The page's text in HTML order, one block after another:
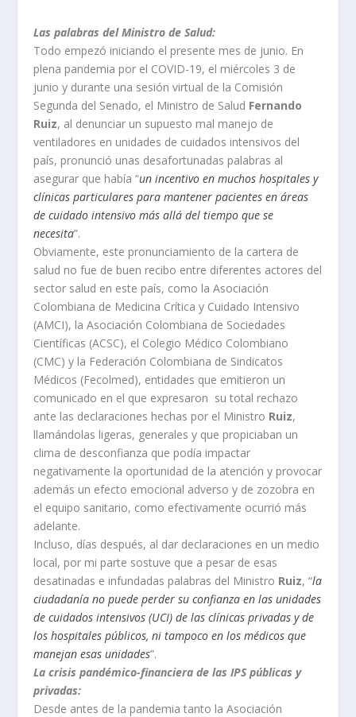
Las palabras del Ministro de Salud:
Todo empezó iniciando el presente mes de junio. En
plena pandemia por el COVID-19, el miércoles 3 de
junio y durante una sesión virtual de la Comisión
Segunda del Senado, el Ministro de Salud Fernando
Ruiz, al denunciar un supuesto mal manejo de
ventiladores en unidades de cuidados intensivos del
país, pronunció unas desafortunadas palabras al
asegurar que había “un incentivo en muchos hospitales y
clínicas particulares para mantener pacientes en áreas
de cuidado intensivo más allá del tiempo que se
necesita”.
Obviamente, este pronunciamiento de la cartera de
salud no fue de buen recibo entre diferentes actores del
sector salud en este país, como la Asociación
Colombiana de Medicina Crítica y Cuidado Intensivo
(AMCI), la Asociación Colombiana de Sociedades
Científicas (ACSC), el Colegio Médico Colombiano
(CMC) y la Federación Colombiana de Sindicatos
Médicos (Fecolmed), entidades que emitieron un
comunicado en el que expresaron su total rechazo
ante las declaraciones hechas por el Ministro Ruiz,
llamándolas ligeras, generales y que propiciaban un
clima de desconfianza que podía impactar
negativamente la oportunidad de la atención y provocar
además un efecto emocional adverso y de zozobra en
el equipo sanitario, como efectivamente ocurrió más
adelante.
Incluso, días después, al dar declaraciones en un medio
local, por mi parte sostuve que a pesar de esas
desatinadas e infundadas palabras del Ministro Ruiz, “la
ciudadanía no puede perder su confianza en las unidades
de cuidados intensivos (UCI) de las clínicas privadas y de
los hospitales públicos, ni tampoco en los médicos que
manejan esas unidades”.
La crisis pandémico-financiera de las IPS públicas y
privadas:
Desde antes de la pandemia tanto la Asociación